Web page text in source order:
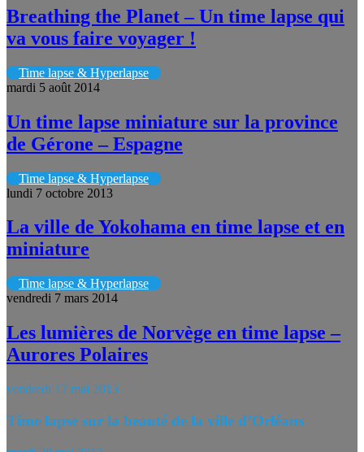
Breathing the Planet – Un time lapse qui
va vous faire voyager !
Time lapse & Hyperlapse
mardi 5 août 2014
Un time lapse miniature sur la province
de Gérone – Espagne
Time lapse & Hyperlapse
lundi 7 octobre 2013
La ville de Yokohama en time lapse et en
miniature
Time lapse & Hyperlapse
vendredi 7 mars 2014
Les lumières de Norvège en time lapse –
Aurores Polaires
vendredi 17 mai 2013
Time lapse sur la beauté de la ville d’Orléans